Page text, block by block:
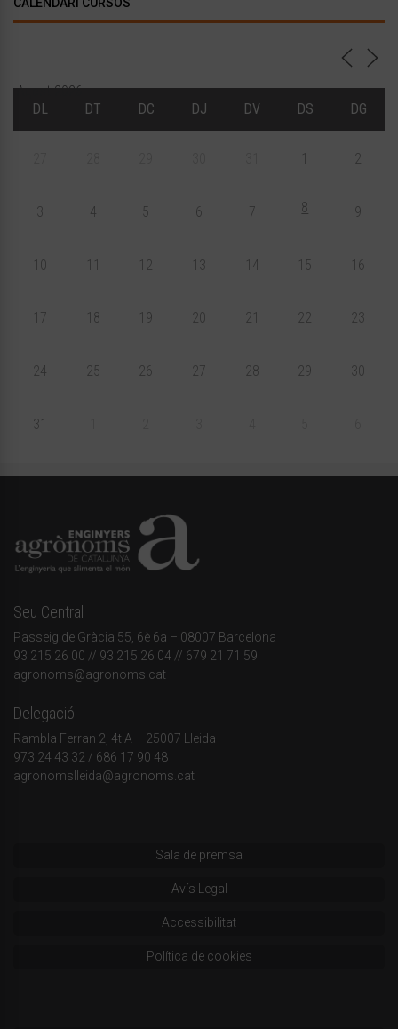
CALENDARI CURSOS
Agost 2026
DL
DT DC DJ DV DS DG
1 2
3 4 5 6 7 8 9
10 11 12 13 14 15 16
17 18 19 20 21 22 23
24 25 26 27 28 29 30
31
Seu Central
Passeig de Gràcia 55, 6è 6a – 08007 Barcelona
93 215 26 00 // 93 215 26 04 // 679 21 71 59
agronoms@agronoms.cat
Delegació
Rambla Ferran 2, 4t A – 25007 Lleida
973 24 43 32 / 686 17 90 48
agronomslleida@agronoms.cat
Sala de premsa
Avís Legal
Accessibilitat
Política de cookies